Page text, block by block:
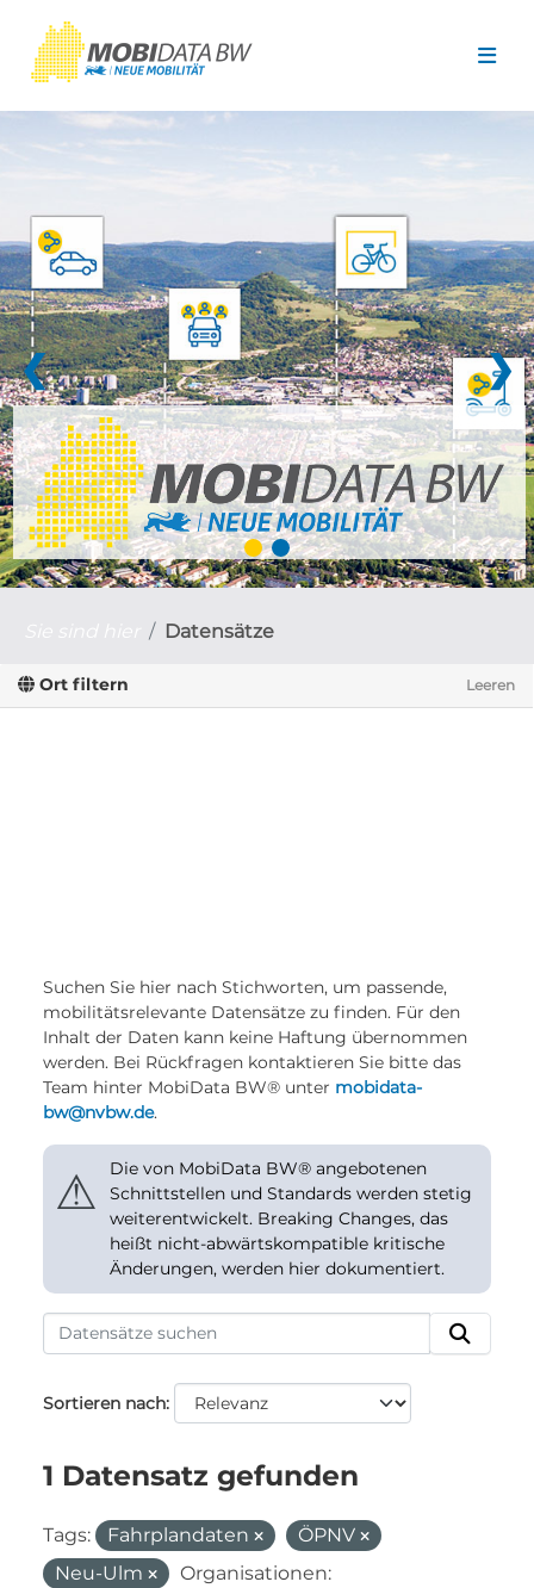
❮ ❯
Datensätze
Ort filtern Leeren
Suchen Sie hier nach Stichworten, um passende,
mobilitätsrelevante Datensätze zu finden. Für den
Inhalt der Daten kann keine Haftung übernommen
werden. Bei Rückfragen kontaktieren Sie bitte das
Team hinter MobiData BW® unter mobidata-
bw@nvbw.de.
⚠
Die von MobiData BW® angebotenen
Schnittstellen und Standards werden stetig
weiterentwickelt. Breaking Changes, das
heißt nicht-abwärtskompatible kritische
Änderungen, werden hier dokumentiert.
Sortieren nach
1 Datensatz gefunden
Tags: Fahrplandaten
ÖPNV
Neu-Ulm
Organisationen: